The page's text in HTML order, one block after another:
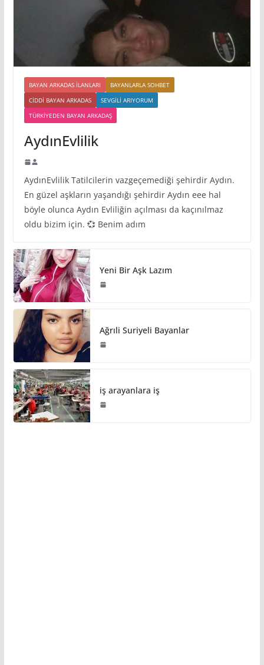
BAYAN ARKADAS ILANLARI
BAYANLARLA SOHBET
CIDDI BAYAN ARKADAS
SEVGILI ARIYORUM
TÜRKIYEDEN BAYAN ARKADAŞ
AydınEvlilik
AydınEvlilik Tatilcilerin vazgeçemediği şehirdir Aydın.
En güzel aşkların yaşandığı şehirdir Aydın eee hal
böyle olunca Aydın Evliliğin açılması da kaçınılmaz
oldu bizim için. 💞 Benim adım
Yeni Bir Aşk Lazım
Ağrıli Suriyeli Bayanlar
iş arayanlara iş